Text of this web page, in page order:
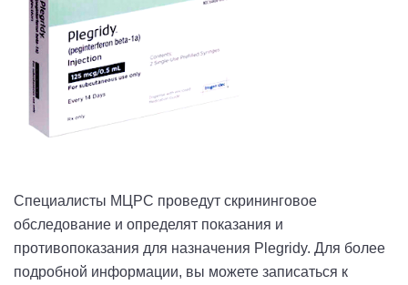
Специалисты МЦРС проведут скрининговое
обследование и определят показания и
противопоказания для назначения Plegridy. Для более
подробной информации, вы можете записаться к